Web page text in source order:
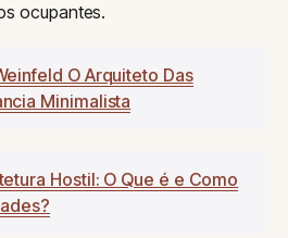
ocupantes.
O Arquiteto Das
Minimalista
Hostil: O Que é e Como